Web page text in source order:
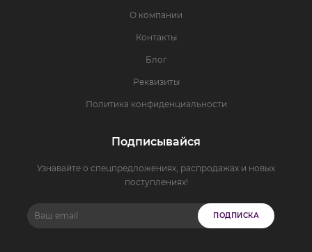
О компании
Контакты
Блог
Реквизиты
Политика конфиденциальности
Подписывайся
Узнавайте о спецпредложениях, распродажах и новых
поступлениях!
ПОДПИСКА